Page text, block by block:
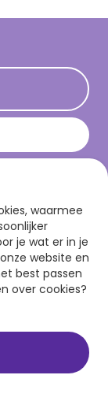
waarmee
je wat er in je
website en
best passen
over cookies?